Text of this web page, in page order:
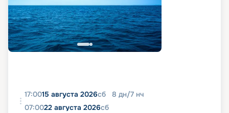
17:0015 августа 2026сб 8 дн/7 нч
07:0022 августа 2026сб